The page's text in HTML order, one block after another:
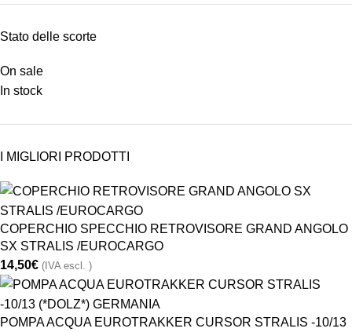
Stato delle scorte
On sale
In stock
I MIGLIORI PRODOTTI
COPERCHIO SPECCHIO RETROVISORE GRAND ANGOLO
SX STRALIS /EUROCARGO
14,50€ (IVA escl. )
POMPA ACQUA EUROTRAKKER CURSOR STRALIS -10/13